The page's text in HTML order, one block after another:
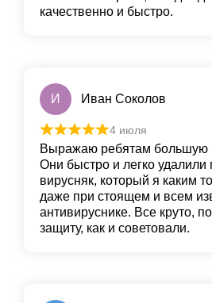
качественно и быстро.
И Иван Соколов
4 июля
Выражаю ребятам большую
Они быстро и легко удалили
вирусняк, который я каким
даже при стоящем и всем
антивируснике. Все круто,
защиту, как и сoветовали.